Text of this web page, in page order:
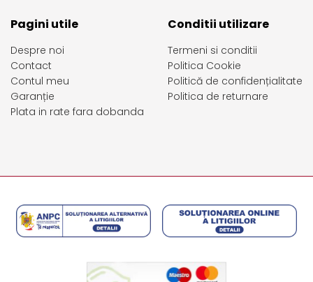
Pagini utile
Despre noi
Contact
Contul meu
Garanție
Plata in rate fara dobanda
Conditii utilizare
Termeni si conditii
Politica Cookie
Politică de confidențialitate
Politica de returnare